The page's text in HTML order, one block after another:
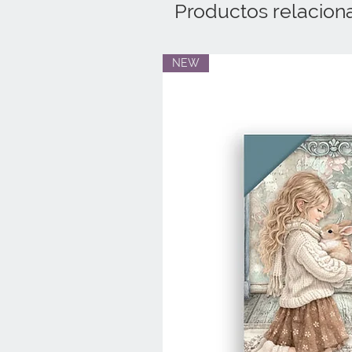
Productos
NEW